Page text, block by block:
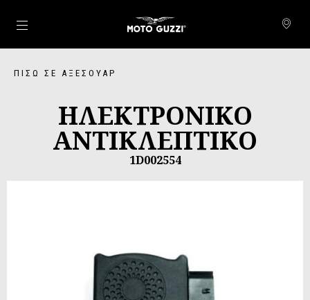
Μετάβαση στο κυρίως περιεχόμενο
ΠΊΣΩ ΣΕ ΑΞΕΣΟΥΆΡ
ΗΛΕΚΤΡΟΝΙΚΟ
ΑΝΤΙΚΛΕΠΤΙΚΟ
1D002554